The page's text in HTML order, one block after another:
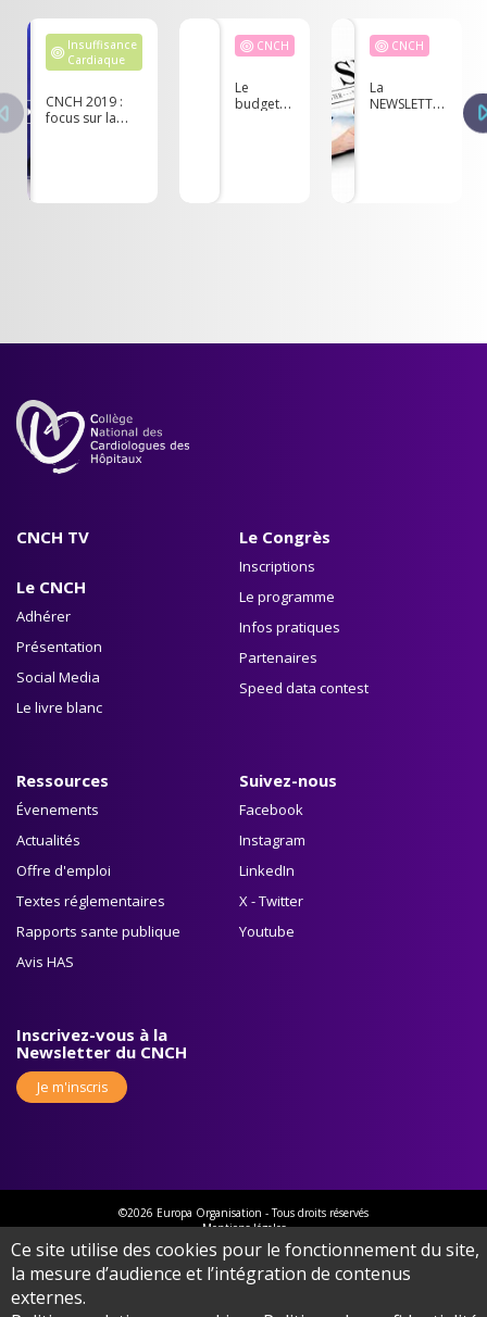
Insuffisance
Cardiaque
CNCH 2019 :
focus sur la
CNCH
Le
budget
CNCH
La
NEWSLETTER
CNCH TV
Le CNCH
Adhérer
Présentation
Social Media
Le livre blanc
Le Congrès
Inscriptions
Le programme
Infos pratiques
Partenaires
Speed data contest
Ressources
Évenements
Actualités
Offre d'emploi
Textes réglementaires
Rapports sante publique
Avis HAS
Suivez-nous
Facebook
Instagram
LinkedIn
X - Twitter
Youtube
Inscrivez-vous à la
Newsletter du CNCH
Je m'inscris
©2026 Europa Organisation - Tous droits réservés
Mentions légales
Cookies
Protection des données
Gérer mes cookies
Ce site utilise des cookies pour le fonctionnement du site,
la mesure d’audience et l’intégration de contenus
externes.